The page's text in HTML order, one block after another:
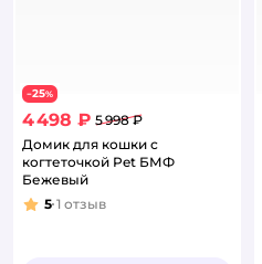
−25%
4 498 ₽ 5 998 ₽
Домик для кошки с
когтеточкой Pet БМФ
Бежевый
Рейтинг:
5 1 отзыв